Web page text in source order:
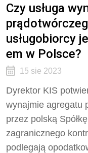
Czy usługa
usługobiorcy
em w Polsce?
15 sie 2023
Dyrektor KIS
wynajmie agregatu
przez polską
zagranicznego
podlegają